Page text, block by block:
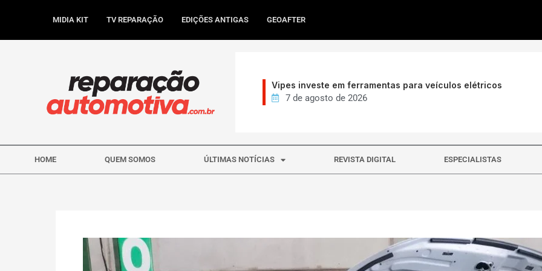
MIDIA KIT TV REPARAÇÃO EDIÇÕES ANTIGAS GEOAFTER
Vipes investe em ferramentas para veículos elétricos
7 de agosto de 2026
HOME QUEM SOMOS ÚLTIMAS NOTÍCIAS REVISTA DIGITAL ESPECIALISTAS